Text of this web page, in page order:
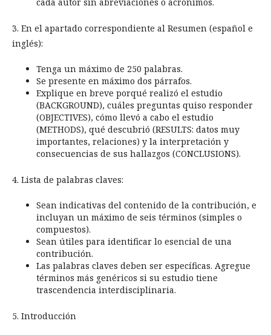
3. En el apartado correspondiente al Resumen (español e
inglés):
Tenga un máximo de 250 palabras.
Se presente en máximo dos párrafos.
Explique en breve porqué realizó el estudio
(BACKGROUND), cuáles preguntas quiso responder
(OBJECTIVES), cómo llevó a cabo el estudio
(METHODS), qué descubrió (RESULTS: datos muy
importantes, relaciones) y la interpretación y
consecuencias de sus hallazgos (CONCLUSIONS).
4. Lista de palabras claves:
Sean indicativas del contenido de la contribución, e
incluyan un máximo de seis términos (simples o
compuestos).
Sean útiles para identificar lo esencial de una
contribución.
Las palabras claves deben ser específicas. Agregue
términos más genéricos si su estudio tiene
trascendencia interdisciplinaria.
5. Introducción